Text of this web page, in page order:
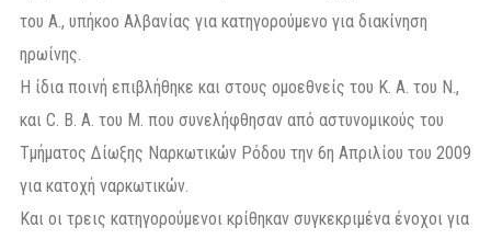
του A., υπήκοο Αλβανίας για κατηγορούμενο για διακίνηση
ηρωίνης.
Η ίδια ποινή επιβλήθηκε και στους ομοεθνείς του K. A. του N.,
και C. B. A. του M. που συνελήφθησαν από αστυνομικούς του
Τμήματος Δίωξης Ναρκωτικών Ρόδου την 6η Απριλίου του 2009
για κατοχή ναρκωτικών.
Και οι τρεις κατηγορούμενοι κρίθηκαν συγκεκριμένα ένοχοι για